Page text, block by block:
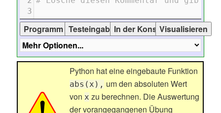
3
Python hat eine eingebaute Funktion
abs(x), um den absoluten Wert
von x zu berechnen. Die Auswertung
der vorangegangenen Übung